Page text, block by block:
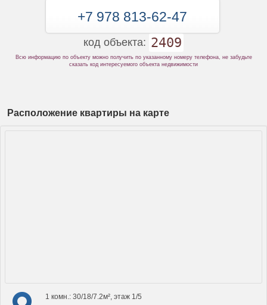
+7 978 813-62-47
код объекта: 2409
Всю информацию по объекту можно получить по указанному номеру телефона, не забудьте
сказать код интересуемого объекта недвижимости
Расположение квартиры на карте
1 комн.: 30/18/7.2м², этаж 1/5